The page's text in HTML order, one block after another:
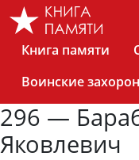
Skip
Книга памяти
Воинские
296 —
Яковлевич